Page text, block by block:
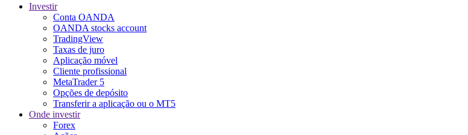
Investir
Conta OANDA
OANDA stocks account
TradingView
Taxas de juro
Aplicação móvel
Cliente profissional
MetaTrader 5
Opções de depósito
Transferir a aplicação ou o MT5
Onde investir
Forex